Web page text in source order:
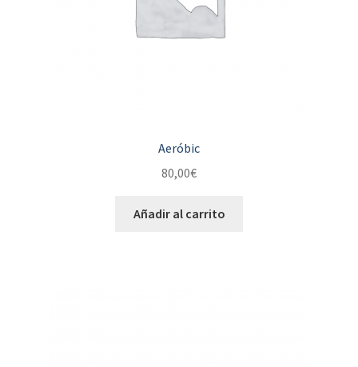
Aeróbic
80,00€
Añadir al carrito